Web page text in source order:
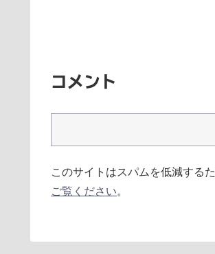
コメント
このサイトはスパムを低減する
ご覧ください。